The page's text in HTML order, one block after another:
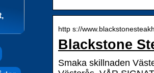
http s://
Blackstone
Smaka skillnaden